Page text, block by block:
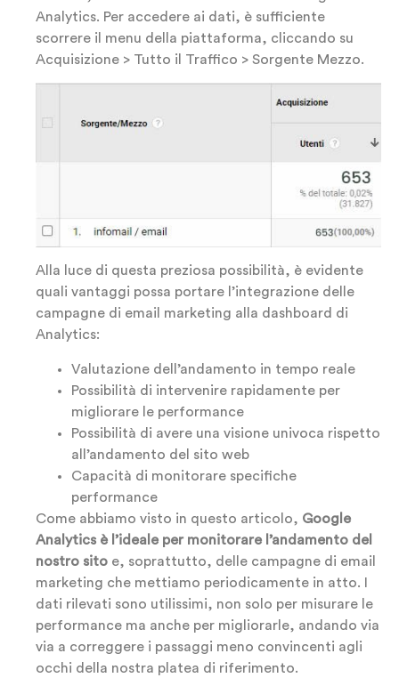
Analytics. Per accedere ai dati, è sufficiente
scorrere il menu della piattaforma, cliccando su
Acquisizione > Tutto il Traffico > Sorgente Mezzo.
Alla luce di questa preziosa possibilità, è evidente
quali vantaggi possa portare l’integrazione delle
campagne di email marketing alla dashboard di
Analytics:
Valutazione dell’andamento in tempo reale
Possibilità di intervenire rapidamente per
migliorare le performance
Possibilità di avere una visione univoca rispetto
all’andamento del sito web
Capacità di monitorare specifiche
performance
Come abbiamo visto in questo articolo, Google
Analytics è l’ideale per monitorare l’andamento del
nostro sito e, soprattutto, delle campagne di email
marketing che mettiamo periodicamente in atto. I
dati rilevati sono utilissimi, non solo per misurare le
performance ma anche per migliorarle, andando via
via a correggere i passaggi meno convincenti agli
occhi della nostra platea di riferimento.